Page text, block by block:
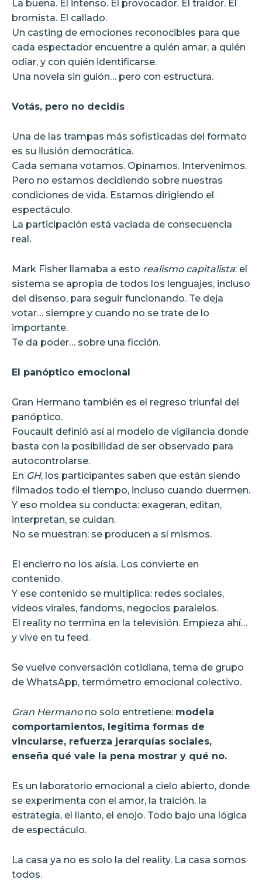
La buena. El intenso. El provocador. El traidor. El
bromista. El callado.
Un casting de emociones reconocibles para que
cada espectador encuentre a quién amar, a quién
odiar, y con quién identificarse.
Una novela sin guión… pero con estructura.
Votás, pero no decidís
Una de las trampas más sofisticadas del formato
es su ilusión democrática.
Cada semana votamos. Opinamos. Intervenimos.
Pero no estamos decidiendo sobre nuestras
condiciones de vida. Estamos dirigiendo el
espectáculo.
La participación está vaciada de consecuencia
real.
Mark Fisher llamaba a esto realismo capitalista: el
sistema se apropia de todos los lenguajes, incluso
del disenso, para seguir funcionando. Te deja
votar… siempre y cuando no se trate de lo
importante.
Te da poder… sobre una ficción.
El panóptico emocional
Gran Hermano también es el regreso triunfal del
panóptico.
Foucault definió así al modelo de vigilancia donde
basta con la posibilidad de ser observado para
autocontrolarse.
En GH, los participantes saben que están siendo
filmados todo el tiempo, incluso cuando duermen.
Y eso moldea su conducta: exageran, editan,
interpretan, se cuidan.
No se muestran: se producen a sí mismos.
El encierro no los aísla. Los convierte en
contenido.
Y ese contenido se multiplica: redes sociales,
videos virales, fandoms, negocios paralelos.
El reality no termina en la televisión. Empieza ahí…
y vive en tu feed.
Se vuelve conversación cotidiana, tema de grupo
de WhatsApp, termómetro emocional colectivo.
Gran Hermanono solo entretiene: modela
comportamientos, legitima formas de
vincularse, refuerza jerarquías sociales,
enseña qué vale la pena mostrar y qué no.
Es un laboratorio emocional a cielo abierto, donde
se experimenta con el amor, la traición, la
estrategia, el llanto, el enojo. Todo bajo una lógica
de espectáculo.
La casa ya no es solo la del reality. La casa somos
todos.